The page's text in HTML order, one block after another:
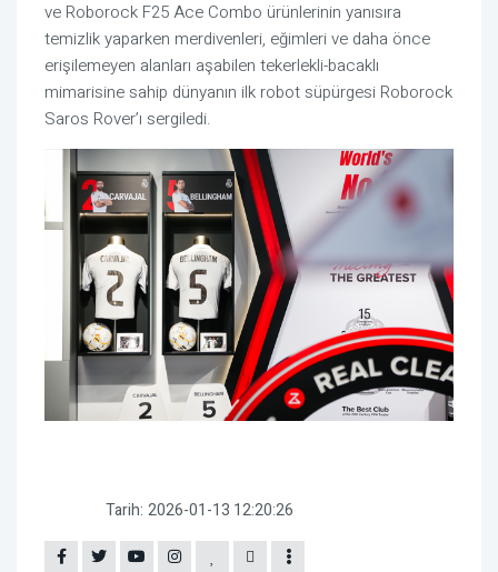
ve Roborock F25 Ace Combo ürünlerinin yanısıra
temizlik yaparken merdivenleri, eğimleri ve daha önce
erişilemeyen alanları aşabilen tekerlekli-bacaklı
mimarisine sahip dünyanın ilk robot süpürgesi Roborock
Saros Rover’ı sergiledi.
Tarih: 2026-01-13 12:20:26